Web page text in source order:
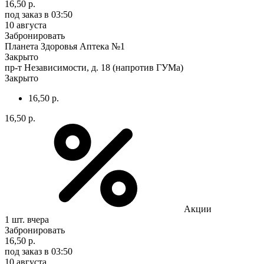
16,50 р.
под заказ в 03:50
10 августа
Забронировать
Планета Здоровья Аптека №1
Закрыто
пр-т Независимости, д. 18 (напротив ГУМа)
Закрыто
16,50 р.
16,50 р.
Акции
1 шт. вчера
Забронировать
16,50 р.
под заказ в 03:50
10 августа